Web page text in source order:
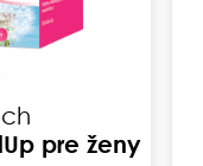
Omega-3
dní)